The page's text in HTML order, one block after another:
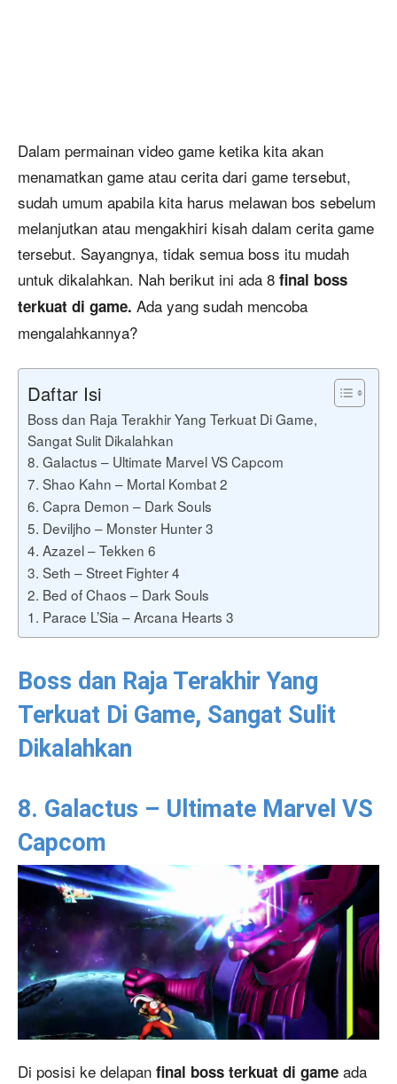
Dalam permainan video game ketika kita akan
menamatkan game atau cerita dari game tersebut,
sudah umum apabila kita harus melawan bos sebelum
melanjutkan atau mengakhiri kisah dalam cerita game
tersebut. Sayangnya, tidak semua boss itu mudah
untuk dikalahkan. Nah berikut ini ada 8 final boss
terkuat di game. Ada yang sudah mencoba
mengalahkannya?
Daftar Isi
Boss dan Raja Terakhir Yang Terkuat Di Game,
Sangat Sulit Dikalahkan
8. Galactus – Ultimate Marvel VS Capcom
7. Shao Kahn – Mortal Kombat 2
6. Capra Demon – Dark Souls
5. Deviljho – Monster Hunter 3
4. Azazel – Tekken 6
3. Seth – Street Fighter 4
2. Bed of Chaos – Dark Souls
1. Parace L’Sia – Arcana Hearts 3
Boss dan Raja Terakhir Yang
Terkuat Di Game, Sangat Sulit
Dikalahkan
8. Galactus – Ultimate Marvel VS
Capcom
Di posisi ke delapan final boss terkuat di game ada